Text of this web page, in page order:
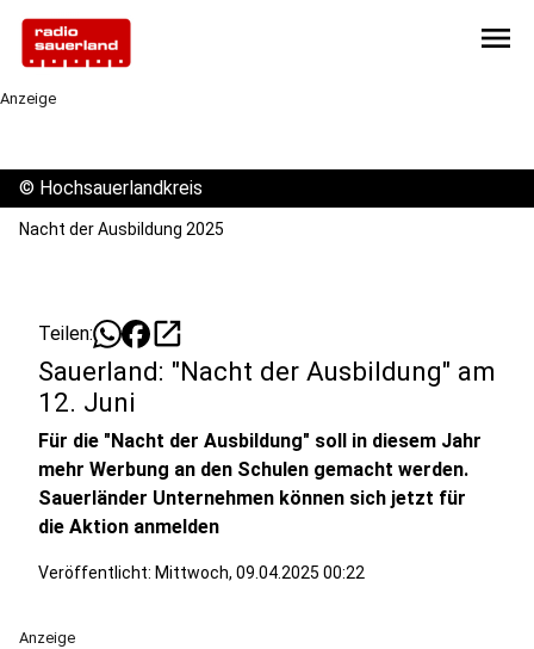
menu
Anzeige
© Hochsauerlandkreis
Nacht der Ausbildung 2025
Teilen: open_in_new
Sauerland: "Nacht der Ausbildung" am
12. Juni
Für die "Nacht der Ausbildung" soll in diesem Jahr
mehr Werbung an den Schulen gemacht werden.
Sauerländer Unternehmen können sich jetzt für
die Aktion anmelden
Veröffentlicht: Mittwoch, 09.04.2025 00:22
Anzeige